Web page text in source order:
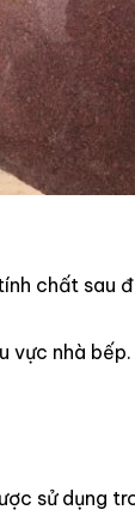
chất sau
vực nhà bếp.
sử dụng